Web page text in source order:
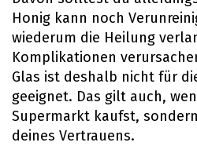
Honig kann noch
wiederum die Heilung
Komplikationen
Glas ist deshalb nicht für
geeignet. Das gilt auch,
Supermarkt kaufst,
deines Vertrauens.